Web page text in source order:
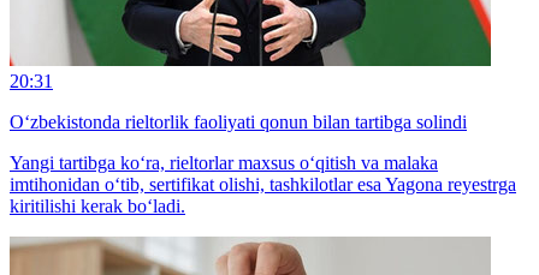
20:31
O‘zbekistonda rieltorlik faoliyati qonun bilan tartibga solindi
Yangi tartibga ko‘ra, rieltorlar maxsus o‘qitish va malaka
imtihonidan o‘tib, sertifikat olishi, tashkilotlar esa Yagona reyestrga
kiritilishi kerak bo‘ladi.